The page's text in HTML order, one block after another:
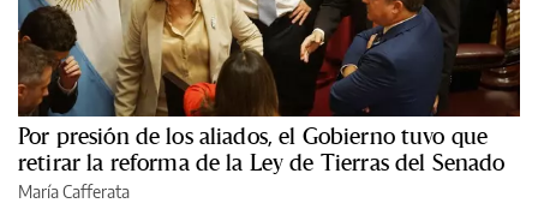
Por presión de los aliados, el Gobierno tuvo que
retirar la reforma de la Ley de Tierras del Senado
María Cafferata